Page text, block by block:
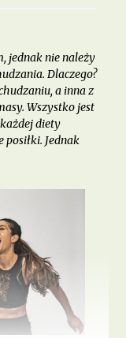
jednak nie należy
Dlaczego?
a inna z
Wszystko jest
diety
Jednak